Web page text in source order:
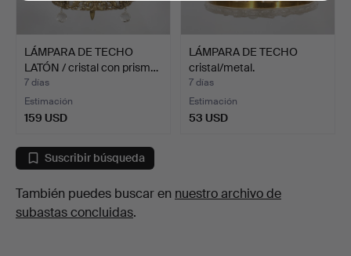
LÁMPARA DE TECHO
LATÓN / cristal con prism…
7 días
Estimación
159 USD
LÁMPARA DE TECHO
cristal/metal.
7 días
Estimación
53 USD
Suscribir búsqueda
También puedes buscar en nuestro archivo de
subastas concluidas.